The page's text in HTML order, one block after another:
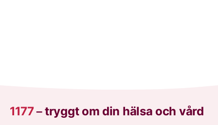
1177–tryggt om din hälsa och vård